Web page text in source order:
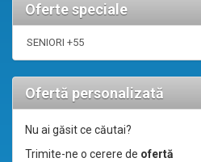
Oferte speciale
SENIORI +55
Ofertă personalizată
Nu ai găsit ce căutai?
Trimite-ne o cerere de ofertă